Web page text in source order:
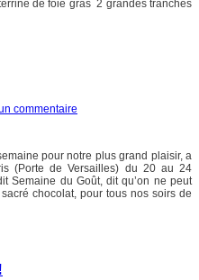
de foie gras 2 grandes tranches
commentaire
pour notre plus grand plaisir, a
(Porte de Versailles) du 20 au 24
Semaine du Goût, dit qu’on ne peut
chocolat, pour tous nos soirs de